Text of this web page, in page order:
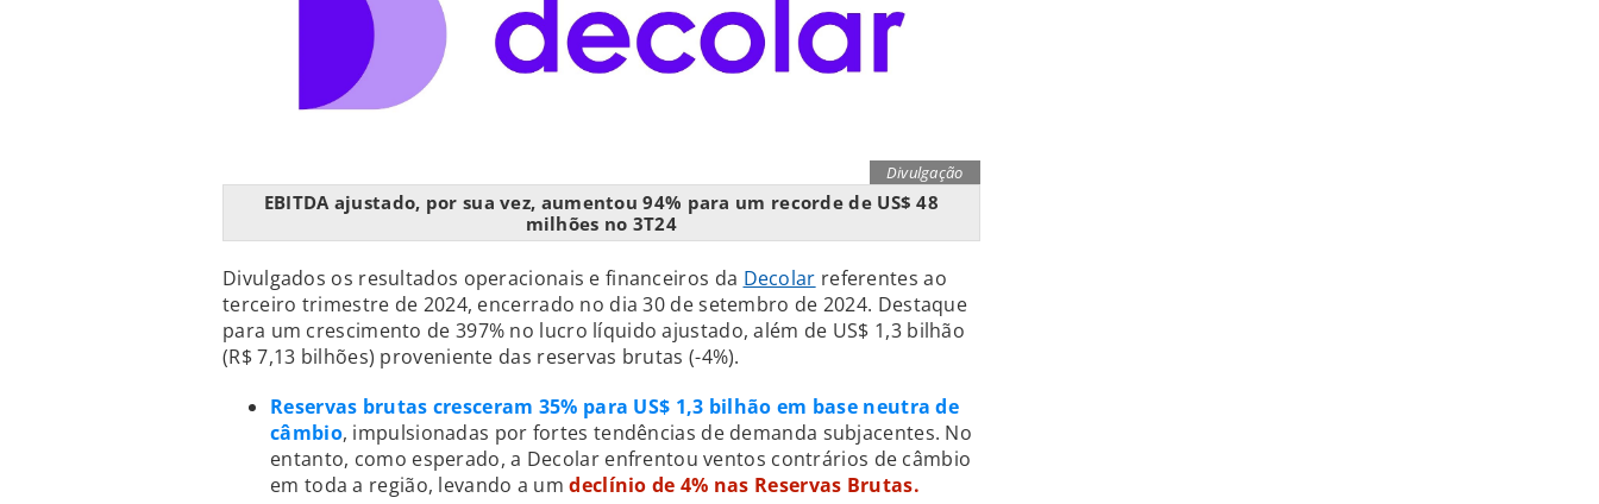
Divulgação
EBITDA ajustado, por sua vez, aumentou 94% para um recorde de US$ 48
milhões no 3T24
Divulgados os resultados operacionais e financeiros da Decolar referentes ao
terceiro trimestre de 2024, encerrado no dia 30 de setembro de 2024. Destaque
para um crescimento de 397% no lucro líquido ajustado, além de US$ 1,3 bilhão
(R$ 7,13 bilhões) proveniente das reservas brutas (-4%).
Reservas brutas cresceram 35% para US$ 1,3 bilhão em base neutra de
câmbio, impulsionadas por fortes tendências de demanda subjacentes. No
entanto, como esperado, a Decolar enfrentou ventos contrários de câmbio
em toda a região, levando a umdeclínio de 4% nas Reservas Brutas.